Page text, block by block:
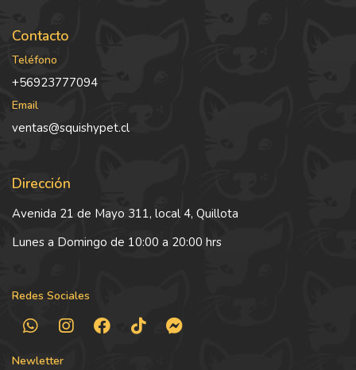
Contacto
Teléfono
+56923777094
Email
ventas@squishypet.cl
Dirección
Avenida 21 de Mayo 311, local 4, Quillota
Lunes a Domingo de 10:00 a 20:00 hrs
Redes Sociales
Newletter